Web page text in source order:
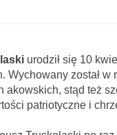
urodził się 10
Wychowany został w
akowskich, stąd też
patriotyczne i